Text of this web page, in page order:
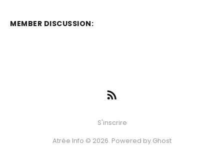
MEMBER DISCUSSION:
S'inscrire
Atrée Info © 2026. Powered by Ghost